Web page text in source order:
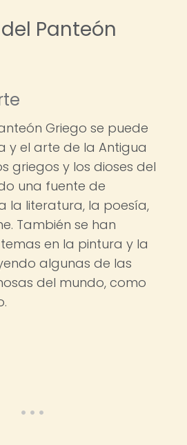
Panteón
Griego se puede
y el arte de la Antigua
griegos y los dioses del
una fuente de
la literatura, la poesía,
También se han
en la pintura y la
algunas de las
del mundo, como